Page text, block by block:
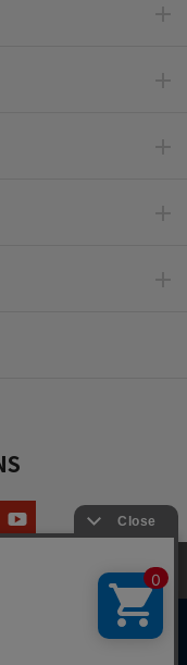
善のためにCookieを使用
用に同意したものとみな